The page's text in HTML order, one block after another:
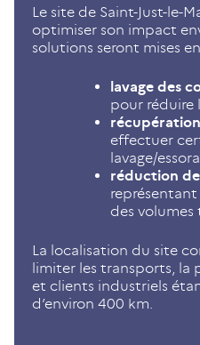
Le site de Saint-Just-le-
optimiser son impact
solutions seront mises
lavage des
pour réduire
effectuer
lavage/
réduction
représentant
des volumes
La localisation du site
limiter les transports, la
et clients industriels
d’environ 400 km.